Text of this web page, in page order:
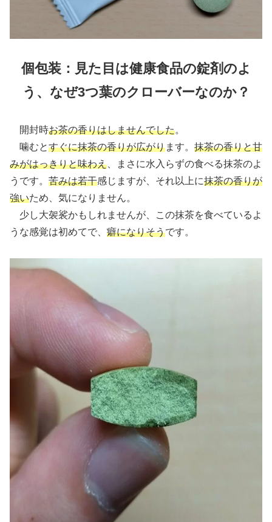
個包装：見た目は健康食品の錠剤のよ
う、なぜ3つ葉のクローバーなのか？
開封時お茶の香りはしませんでした。
噛むとすぐに抹茶の香りが広がります。 抹茶の香りと甘
みがはっきりと味わえ 、まさに水入らずの食べる抹茶のよ
うです。 苦みは若干感じますが、それ以上に抹茶の香りが
強いため、気になりません。
少し大袈裟かもしれませんが、この抹茶を食べているよ
うな感覚は初めてで、 癖になりそうです。